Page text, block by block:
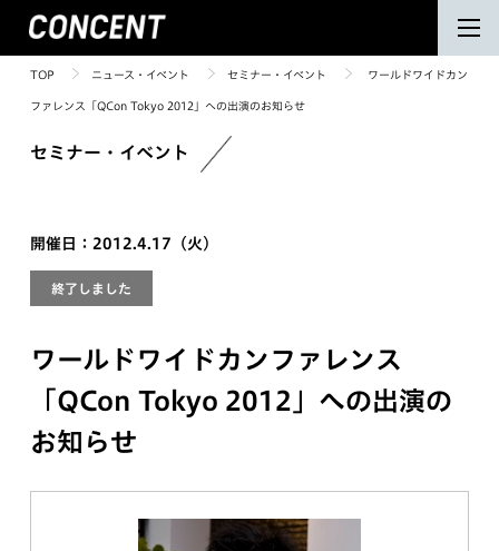
TOP ニュース・イベント セミナー・イベント ワールドワイドカン
ファレンス「QCon Tokyo 2012」への出演のお知らせ
セミナー・イベント
開催日：2012.4.17（火）
終了しました
ワールドワイドカンファレンス
「QCon Tokyo 2012」への出演の
お知らせ